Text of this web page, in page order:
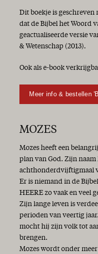
Dit boekje is
dat de Bijbel het Woord
geactualiseerde versie
& Wetenschap (2013).
Ook als e-book
Meer info & bestellen
MOZES
Mozes heeft een
plan van God. Zijn naam
achthonderdvijftigmaal
Er is niemand in de
HEERE zo vaak en veel
Zijn lange leven is
perioden van veertig
mocht hij zijn volk tot
brengen.
Mozes wordt onder